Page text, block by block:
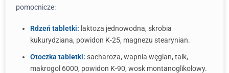
pomocnicze:
Rdzeń tabletki: laktoza jednowodna, skrobia
kukurydziana, powidon K-25, magnezu stearynian.
Otoczka tabletki: sacharoza, wapnia węglan, talk,
makrogol 6000, powidon K-90, wosk montanoglikolowy.